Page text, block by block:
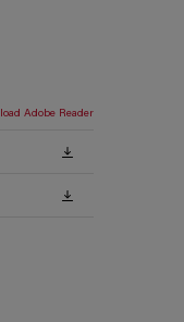
Adobe Reader